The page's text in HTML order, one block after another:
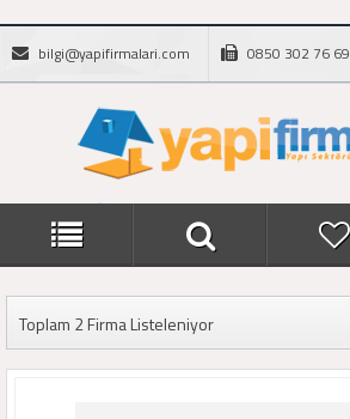
bilgi@yapifirmalari.com 0850 302 76 69
Toplam 2 Firma Listeleniyor